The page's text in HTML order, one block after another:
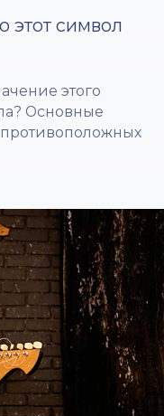
этот символ
этого
Основные